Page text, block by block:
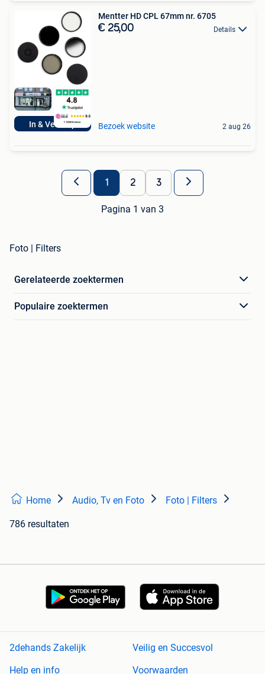
In & Verkoop
Mentter HD CPL 67mm nr. 6705
€ 25,00 Details
Bezoek website 2 aug 26
1 2 3
Pagina 1 van 3
Foto | Filters
Gerelateerde zoektermen
Populaire zoektermen
Home Audio, Tv en Foto Foto | Filters
786 resultaten
2dehands Zakelijk
Veilig en Succesvol
Help en info
Voorwaarden